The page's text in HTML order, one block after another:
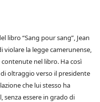
libro “Sang pour sang”, Jean
violare la legge camerunense,
nel libro. Ha così
oltraggio verso il presidente
che lui stesso ha
senza essere in grado di